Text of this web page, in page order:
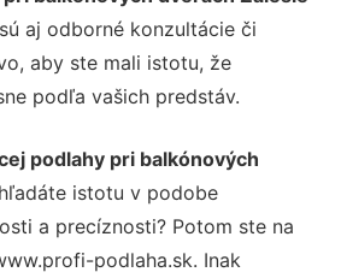
aj odborné konzultácie či
aby ste mali istotu, že
podľa vašich predstáv.
podlahy pri balkónových
istotu v podobe
a precíznosti? Potom ste na
podlaha.sk. Inak